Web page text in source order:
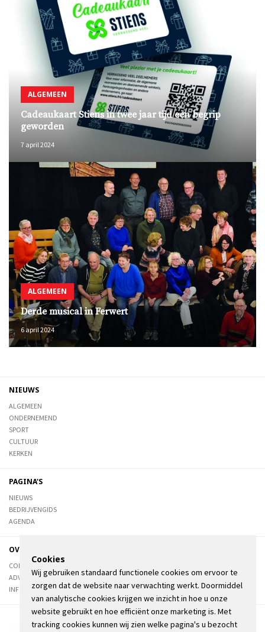
ALGEMEEN
Cadeaukaart Stiens in twee jaar tijd een begrip
geworden
7 april 2024
ALGEMEEN
Derde musical in Ferwert
6 april 2024
NIEUWS
ALGEMEEN
ONDERNEMEND
SPORT
CULTUUR
KERKEN
PAGINA'S
NIEUWS
BEDRIJVENGIDS
AGENDA
OVER DE STIENSER
CONTACT
ADVERTEREN
INFORMATIE
Cookies
Wij gebruiken standaard functionele cookies om ervoor te
zorgen dat de website naar verwachting werkt. Doormiddel
van analytische cookies krijgen we inzicht in hoe u onze
website gebruikt en hoe efficiënt onze marketing is. Met
tracking cookies kunnen wij zien welke pagina's u bezocht